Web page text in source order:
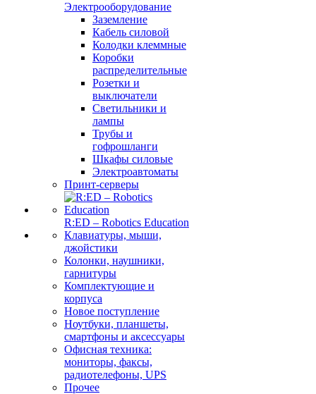
Электрооборудование
Заземление
Кабель силовой
Колодки клеммные
Коробки
распределительные
Розетки и
выключатели
Светильники и
лампы
Трубы и
гофрошланги
Шкафы силовые
Электроавтоматы
Принт-серверы
R:ED – Robotics Education
Клавиатуры, мыши,
джойстики
Колонки, наушники,
гарнитуры
Комплектующие и
корпуса
Новое поступление
Ноутбуки, планшеты,
смартфоны и аксессуары
Офисная техника:
мониторы, факсы,
радиотелефоны, UPS
Прочее